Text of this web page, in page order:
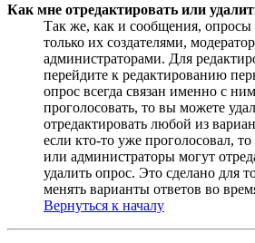
Как мне отредактировать или
Так же, как и сообщения, опросы
только их создателями,
администраторами. Для
перейдите к редактированию
опрос всегда связан именно с
проголосовать, то вы можете
отредактировать любой из
если кто-то уже проголосовал,
или администраторы могут
удалить опрос. Это сделано для
менять варианты ответов во
Вернуться к началу